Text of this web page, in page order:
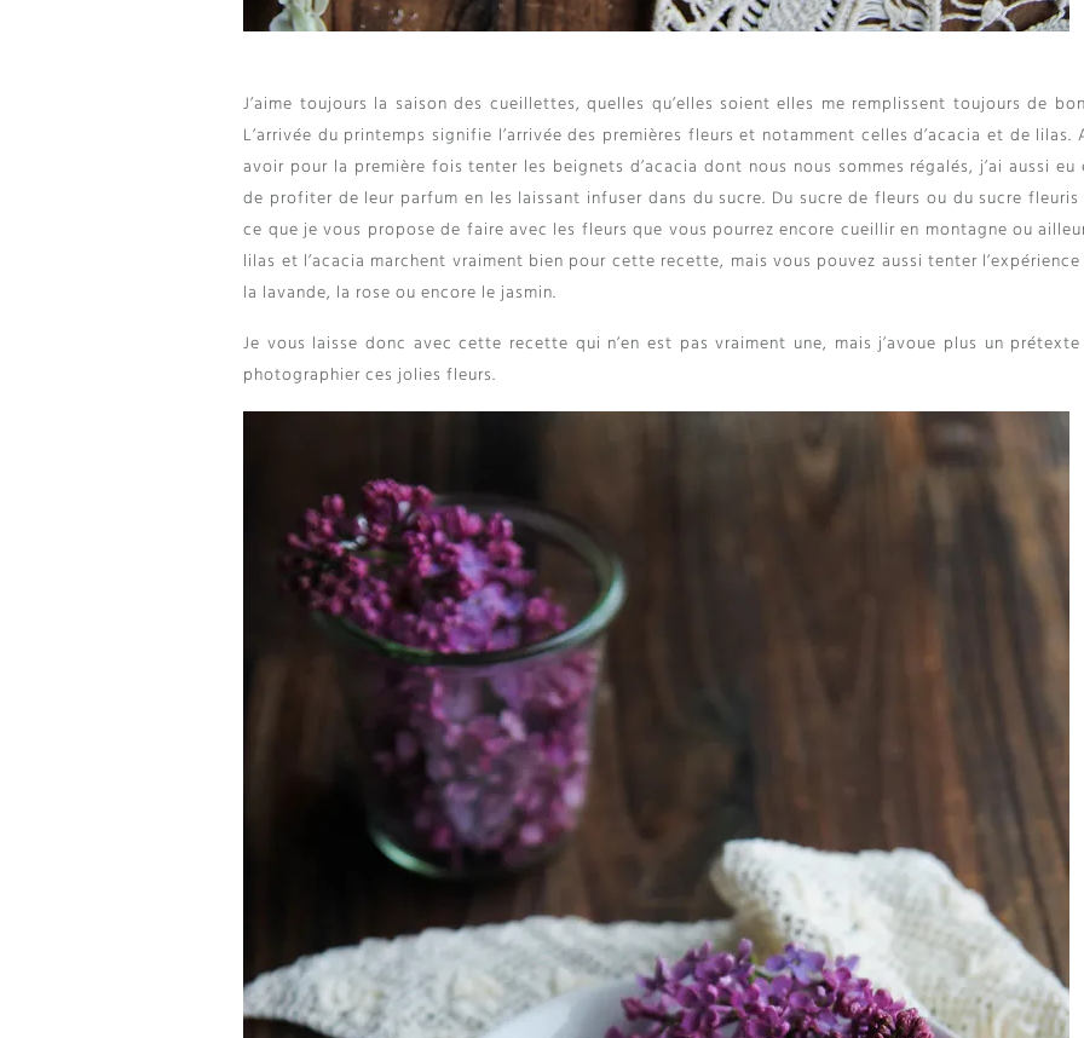
J’aime toujours la saison des cueillettes, quelles qu’elles soient elles me remplissent toujours de
L’arrivée du printemps signifie l’arrivée des premières fleurs et notamment celles d’acacia et de lilas.
avoir pour la première fois tenter les beignets d’acacia dont nous nous sommes régalés, j’ai aussi eu
de profiter de leur parfum en les laissant infuser dans du sucre. Du sucre de fleurs ou du sucre
ce que je vous propose de faire avec les fleurs que vous pourrez encore cueillir en montagne ou
lilas et l’acacia marchent vraiment bien pour cette recette, mais vous pouvez aussi tenter
la lavande, la rose ou encore le jasmin.
Je vous laisse donc avec cette recette qui n’en est pas vraiment une, mais j’avoue plus un
photographier ces jolies fleurs.